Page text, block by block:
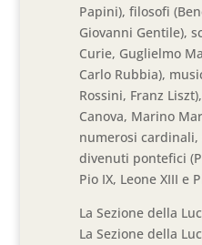
Papini), filosofi
Giovanni Gentile),
Curie, Guglielmo
Carlo Rubbia),
Rossini, Franz
Canova, Marino
numerosi
divenuti pontefici
Pio IX, Leone XIII e
La Sezione della
La Sezione della